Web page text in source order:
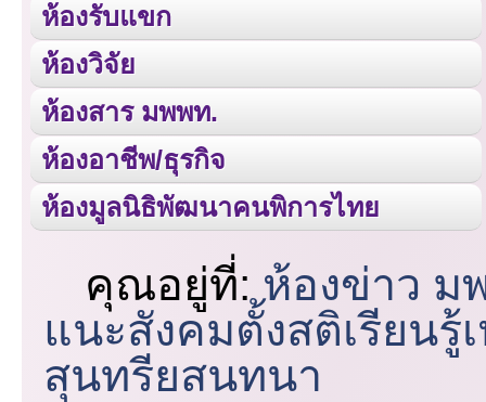
ห้องรับแขก
ห้องวิจัย
ห้องสาร มพพท.
ห้องอาชีพ/ธุรกิจ
ห้องมูลนิธิพัฒนาคนพิการไทย
คุณอยู่ที่:ห้องข่าว ม
แนะสังคมตั้งสติเรียนรู้
สุนทรียสนทนา